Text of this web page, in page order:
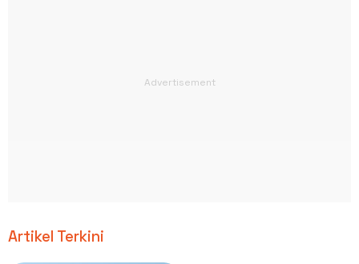
Artikel Terkini